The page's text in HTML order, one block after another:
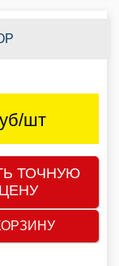
шт
ТОЧНУЮ
ЦЕНУ